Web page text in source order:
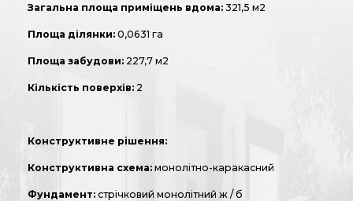
Загальна площа приміщень вдома: 321,5 м2
Площа ділянки: 0,0631 га
Площа забудови: 227,7 м2
Кількість поверхів: 2
Конструктивне рішення:
Конструктивна схема: монолітно-каракасний
Фундамент: стрічковий монолітний ж / б